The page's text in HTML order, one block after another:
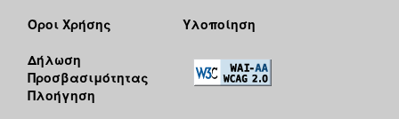
Όροι Χρήσης
Δήλωση
Προσβασιμότητας
Πλοήγηση
Υλοποίηση